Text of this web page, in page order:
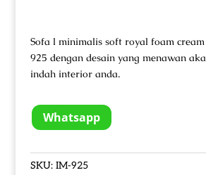
Sofa l minimalis soft royal foam
925 dengan desain yang menawan
indah interior anda.
Whatsapp
SKU: IM-925